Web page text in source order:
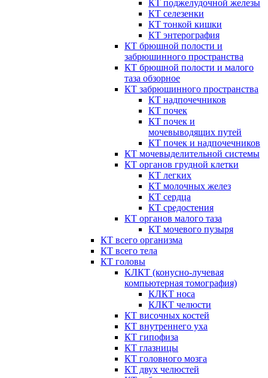
КТ поджелудочной железы
КТ селезенки
КТ тонкой кишки
КТ энтерография
КТ брюшной полости и
забрюшинного пространства
КТ брюшной полости и малого
таза обзорное
КТ забрюшинного пространства
КТ надпочечников
КТ почек
КТ почек и
мочевыводящих путей
КТ почек и надпочечников
КТ мочевыделительной системы
КТ органов грудной клетки
КТ легких
КТ молочных желез
КТ сердца
КТ средостения
КТ органов малого таза
КТ мочевого пузыря
КТ всего организма
КТ всего тела
КТ головы
КЛКТ (конусно-лучевая
компьютерная томография)
КЛКТ носа
КЛКТ челюсти
КТ височных костей
КТ внутреннего уха
КТ гипофиза
КТ глазницы
КТ головного мозга
КТ двух челюстей